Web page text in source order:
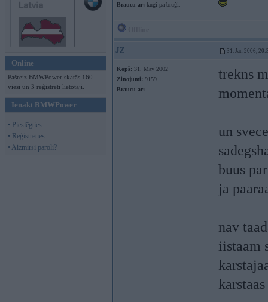
Online
Pašreiz BMWPower skatās 160
viesi un 3 reģistrēti lietotāji.
Ienākt BMWPower
• Pieslēgties
• Reģistrēties
• Aizmirsi paroli?
Braucu ar: kuģi pa bruģi.
JZ 31. Jan 2006,
Kopš: 31. May 2002
Ziņojumi: 9159
Braucu ar:
trekns
un
buus
ja
nav
iistaam